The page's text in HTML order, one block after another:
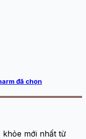
đã chọn
khỏe mới nhất từ